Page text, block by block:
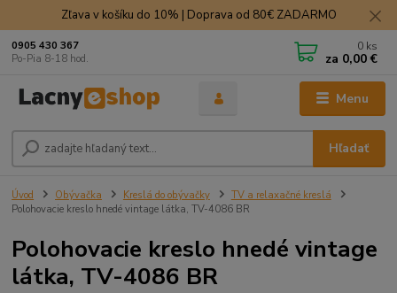
Zľava v košíku do 10% | Doprava od 80€ ZADARMO
Menu
Hľadať
0905 430 367
Po-Pia 8-18 hod.
0 ks
za 0,00 €
Úvod Obývačka Kreslá do obývačky
TV a relaxačné kreslá
Polohovacie kreslo hnedé vintage látka, TV-4086 BR
Polohovacie kreslo hnedé vintage
látka, TV-4086 BR